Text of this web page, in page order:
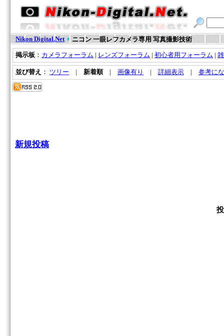
Nikon Digital.Net ニコン 一眼レフカメラ専用 写真撮影技術
掲示板 ： カメラフォーラム レンズフォーラム 初心者用フォーラム
並び替え ： ツリー 新着順 画像有り 詳細表示 参考に
新規投稿